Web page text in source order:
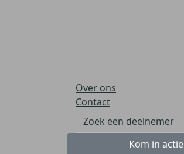
Over ons
Contact
Kom in actie